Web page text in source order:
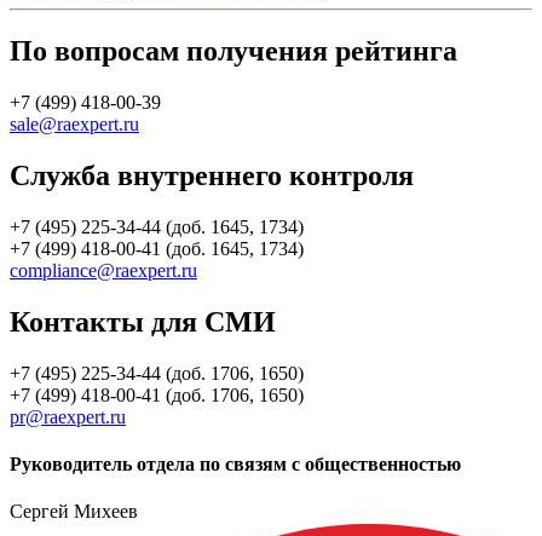
По вопросам получения рейтинга
+7 (499) 418-00-39
sale@raexpert.ru
Служба внутреннего контроля
+7 (495) 225-34-44 (доб. 1645, 1734)
+7 (499) 418-00-41 (доб. 1645, 1734)
compliance@raexpert.ru
Контакты для СМИ
+7 (495) 225-34-44 (доб. 1706, 1650)
+7 (499) 418-00-41 (доб. 1706, 1650)
pr@raexpert.ru
Руководитель отдела по связям с общественностью
Сергей Михеев